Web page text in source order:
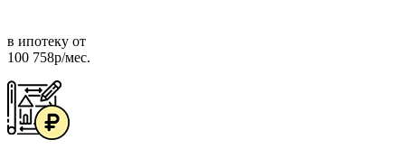
в ипотеку от
100 758р/мес.